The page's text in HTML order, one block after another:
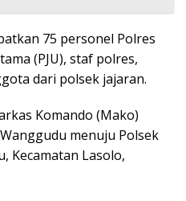
75 personel Polres
(PJU), staf polres,
dari polsek jajaran.
Komando (Mako)
menuju Polsek
Kecamatan Lasolo,